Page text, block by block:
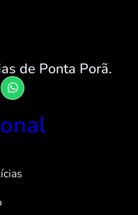
de Ponta Porã.